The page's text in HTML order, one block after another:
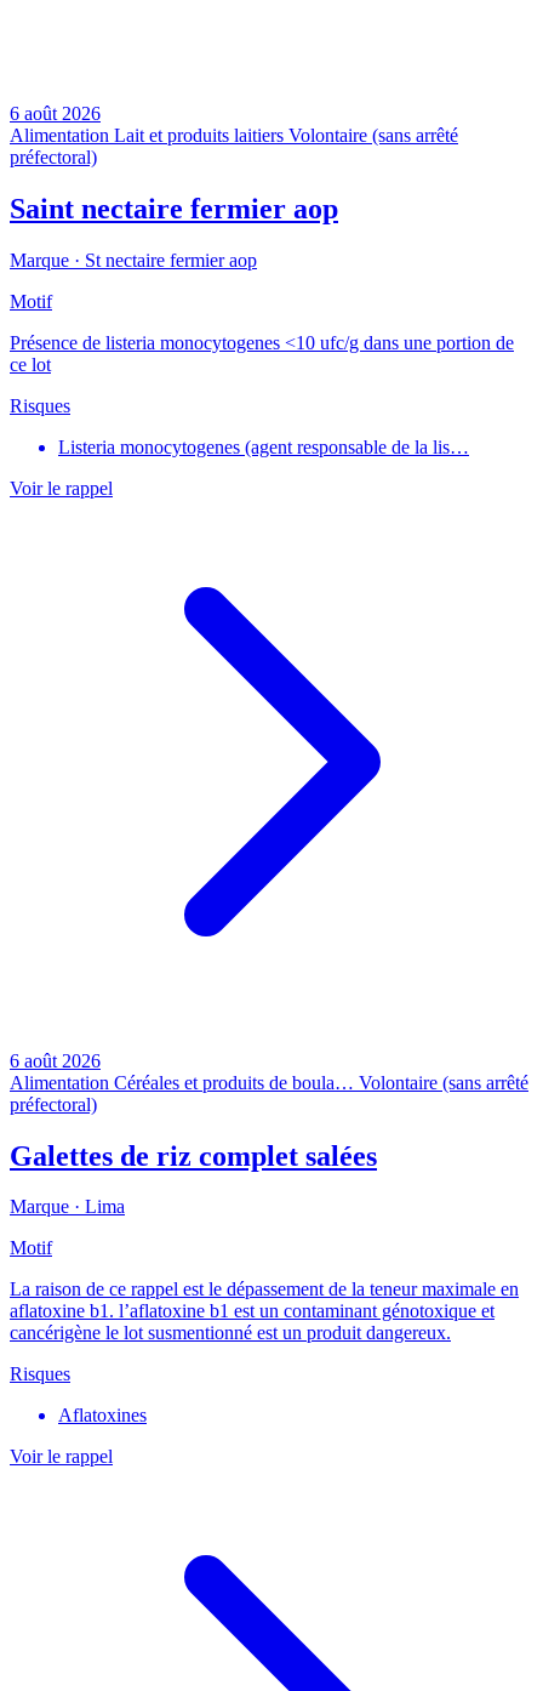
6 août 2026
Alimentation Lait et produits laitiers Volontaire (sans arrêté
préfectoral)
Saint nectaire fermier aop
Marque · St nectaire fermier aop
Motif
Présence de listeria monocytogenes <10 ufc/g dans une portion de
ce lot
Risques
Listeria monocytogenes (agent responsable de la lis…
Voir le rappel
6 août 2026
Alimentation Céréales et produits de boula… Volontaire (sans arrêté
préfectoral)
Galettes de riz complet salées
Marque · Lima
Motif
La raison de ce rappel est le dépassement de la teneur maximale en
aflatoxine b1. l’aflatoxine b1 est un contaminant génotoxique et
cancérigène le lot susmentionné est un produit dangereux.
Risques
Aflatoxines
Voir le rappel